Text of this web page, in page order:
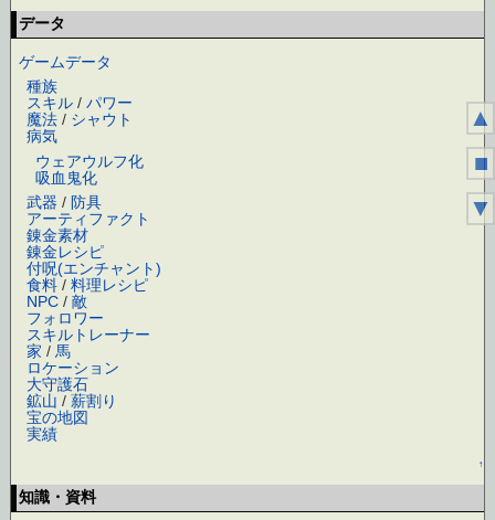
データ
ゲームデータ
種族
スキル /パワー
魔法 / シャウト
病気
ウェアウルフ化
吸血鬼化
武器 / 防具
アーティファクト
錬金素材
錬金レシピ
付呪(エンチャント)
食料 /料理レシピ
NPC /敵
フォロワー
スキルトレーナー
家 / 馬
ロケーション
大守護石
鉱山 /薪割り
宝の地図
実績
↑
知識・資料
▲
■
▼